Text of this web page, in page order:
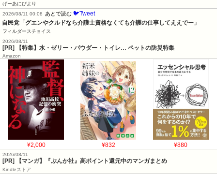
げーあにびより
2026/08/11 00:08
あとで読む 🐦Tweet
自民党「グエンやクルドなら介護士資格なくても介護の仕事してええでー」
フィルダースチョイス
2026/08/11
[PR] 【特集】水・ゼリー・パウダー・トイレ… ペットの防災特集
Amazon
¥2,000 ¥832 ¥880
2026/08/11
[PR] 【マンガ】『ぶんか社』高ポイント還元中のマンガまとめ
Kindleストア